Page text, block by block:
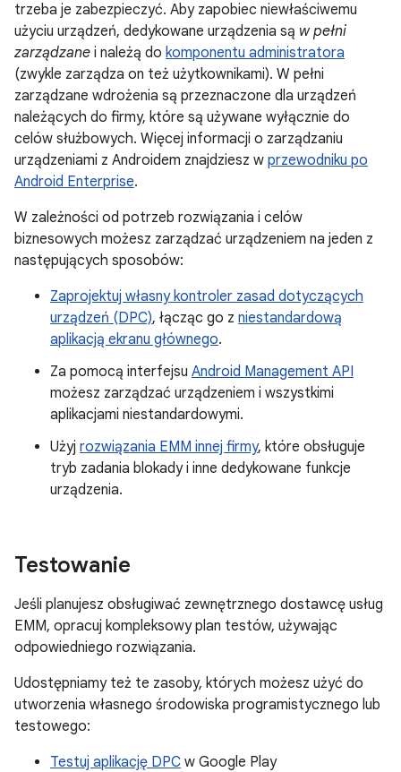
trzeba je zabezpieczyć. Aby zapobiec niewłaściwemu
użyciu urządzeń, dedykowane urządzenia są w pełni
zarządzane i należą do komponentu administratora
(zwykle zarządza on też użytkownikami). W pełni
zarządzane wdrożenia są przeznaczone dla urządzeń
należących do firmy, które są używane wyłącznie do
celów służbowych. Więcej informacji o zarządzaniu
urządzeniami z Androidem znajdziesz w przewodniku po
Android Enterprise.
W zależności od potrzeb rozwiązania i celów
biznesowych możesz zarządzać urządzeniem na jeden z
następujących sposobów:
Zaprojektuj własny kontroler zasad dotyczących
urządzeń (DPC), łącząc go z niestandardową
aplikacją ekranu głównego.
Za pomocą interfejsu Android Management API
możesz zarządzać urządzeniem i wszystkimi
aplikacjami niestandardowymi.
Użyj rozwiązania EMM innej firmy, które obsługuje
tryb zadania blokady i inne dedykowane funkcje
urządzenia.
Testowanie
Jeśli planujesz obsługiwać zewnętrznego dostawcę usług
EMM, opracuj kompleksowy plan testów, używając
odpowiedniego rozwiązania.
Udostępniamy też te zasoby, których możesz użyć do
utworzenia własnego środowiska programistycznego lub
testowego:
Testuj aplikację DPC w Google Play